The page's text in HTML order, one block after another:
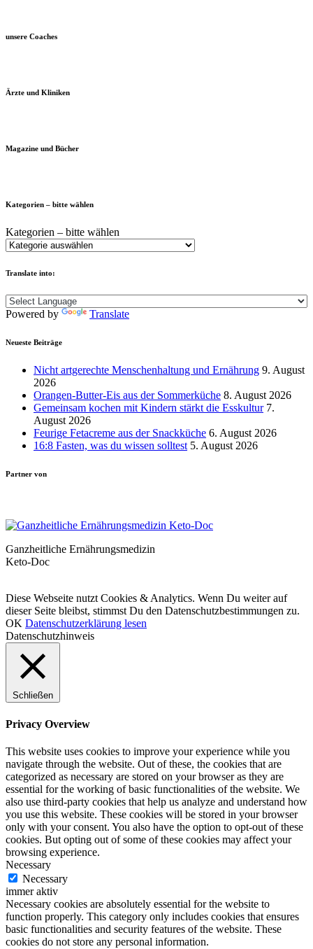
unsere Coaches
Ärzte und Kliniken
Magazine und Bücher
Kategorien – bitte wählen
Kategorien – bitte wählen
Translate into:
Powered by Translate
Neueste Beiträge
Nicht artgerechte Menschenhaltung und Ernährung 9. August
2026
Orangen-Butter-Eis aus der Sommerküche 8. August 2026
Gemeinsam kochen mit Kindern stärkt die Esskultur 7.
August 2026
Feurige Fetacreme aus der Snackküche 6. August 2026
16:8 Fasten, was du wissen solltest 5. August 2026
Partner von
Ganzheitliche Ernährungsmedizin
Keto-Doc
Diese Webseite nutzt Cookies & Analytics. Wenn Du weiter auf
dieser Seite bleibst, stimmst Du den Datenschutzbestimmungen zu.
OK Datenschutzerklärung lesen
Datenschutzhinweis
Schließen
Privacy Overview
This website uses cookies to improve your experience while you
navigate through the website. Out of these, the cookies that are
categorized as necessary are stored on your browser as they are
essential for the working of basic functionalities of the website. We
also use third-party cookies that help us analyze and understand how
you use this website. These cookies will be stored in your browser
only with your consent. You also have the option to opt-out of these
cookies. But opting out of some of these cookies may affect your
browsing experience.
Necessary
Necessary
immer aktiv
Necessary cookies are absolutely essential for the website to
function properly. This category only includes cookies that ensures
basic functionalities and security features of the website. These
cookies do not store any personal information.